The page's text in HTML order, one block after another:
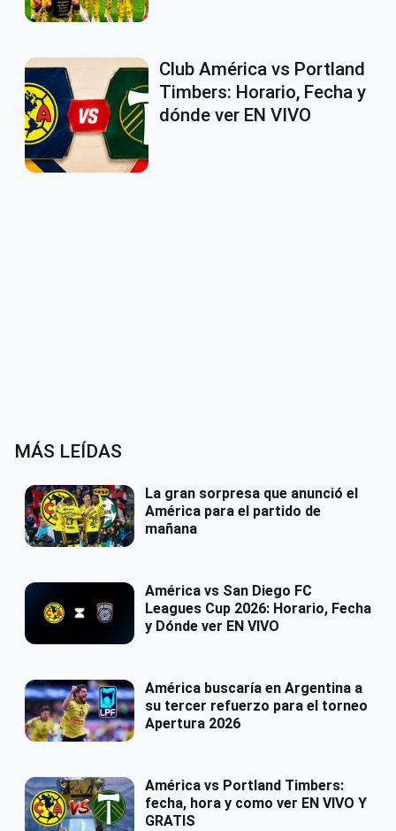
Club América vs Portland
Timbers: Horario, Fecha y
dónde ver EN VIVO
MÁS LEÍDAS
La gran sorpresa que anunció el
América para el partido de
mañana
América vs San Diego FC
Leagues Cup 2026: Horario, Fecha
y Dónde ver EN VIVO
América buscaría en Argentina a
su tercer refuerzo para el torneo
Apertura 2026
América vs Portland Timbers:
fecha, hora y como ver EN VIVO Y
GRATIS